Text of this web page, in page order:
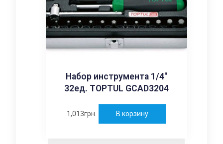
Набор инструмента 1/4″
32ед. TOPTUL GCAD3204
1,013грн. В корзину